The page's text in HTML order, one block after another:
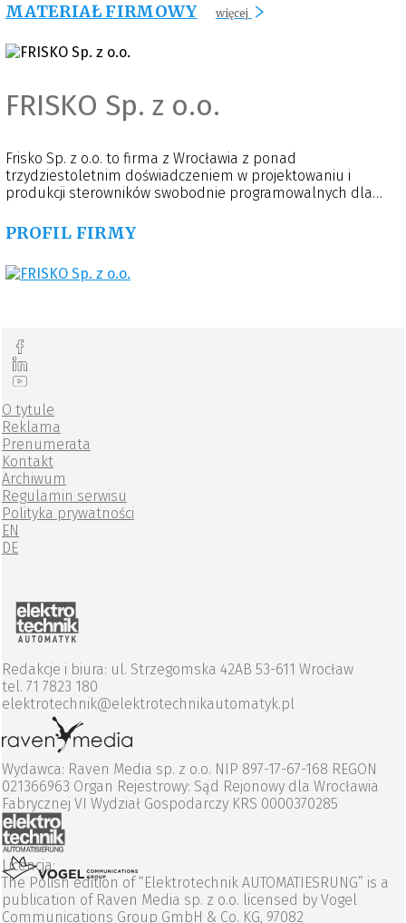
MATERIAŁ FIRMOWY więcej
FRISKO Sp. z o.o.
Frisko Sp. z o.o. to firma z Wrocławia z ponad
trzydziestoletnim doświadczeniem w projektowaniu i
produkcji sterowników swobodnie programowalnych dla
kiedy to absolwenci Politechniki Wrocławskiej założyli Zakład
przekształciło się w spółkę z ograniczoną
odpowiedzialnością, aby jeszcze lepiej odpowiadać na
PROFIL FIRMY
O tytule
Reklama
Prenumerata
Kontakt
Archiwum
Regulamin serwisu
Polityka prywatności
EN
DE
Redakcje i biura: ul. Strzegomska 42AB 53-611 Wrocław
tel. 71 7823 180
elektrotechnik@elektrotechnikautomatyk.pl
Wydawca: Raven Media sp. z o.o. NIP 897-17-67-168 REGON
021366963 Organ Rejestrowy: Sąd Rejonowy dla Wrocławia
Fabrycznej VI Wydział Gospodarczy KRS 0000370285
Licencja:
The Polish edition of “Elektrotechnik AUTOMATIESRUNG” is a
publication of Raven Media sp. z o.o. licensed by Vogel
Communications Group GmbH & Co. KG, 97082